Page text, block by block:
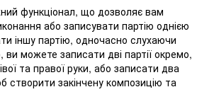
функціонал, що дозволяє вам
або записувати партію однією
іншу партію, одночасно слухаючи
можете записати дві партії окремо,
та правої руки, або записати два
створити закінчену композицію та